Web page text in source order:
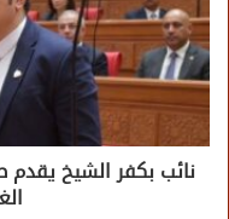
نائب بكفر الشيخ